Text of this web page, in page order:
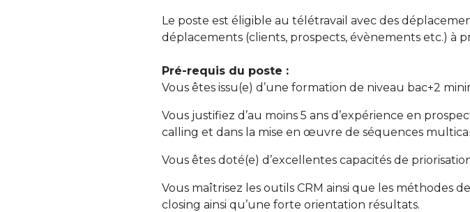
Le poste est éligible au télétravail avec des
déplacements (clients, prospects, évènements etc.) à
Pré-requis du poste :
Vous êtes issu(e) d’une formation de niveau bac+2
Vous justifiez d’au moins 5 ans d’expérience en
calling et dans la mise en œuvre de séquences
Vous êtes doté(e) d’excellentes capacités de
Vous maîtrisez les outils CRM ainsi que les méthodes
closing ainsi qu’une forte orientation résultats.